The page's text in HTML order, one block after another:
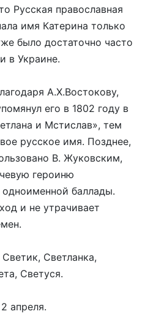
Русская православная
имя Катерина только
было достаточно часто
в Украине.
А.Х.Востокову,
его в 1802 году в
и Мстислав», тем
русское имя. Позднее,
В. Жуковским,
героиню
баллады.
и не утрачивает
Светланка,
Светуся.
апреля.